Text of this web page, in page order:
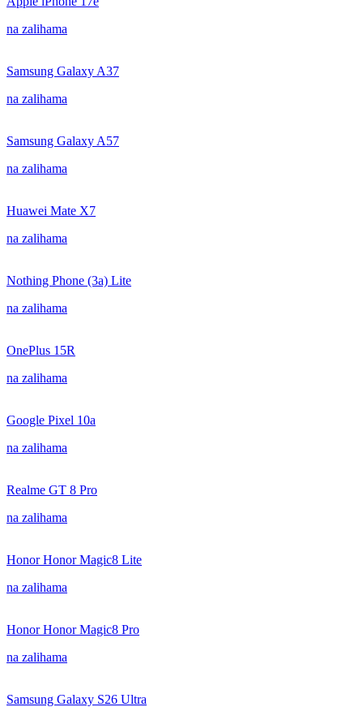
na zalihama
Samsung Galaxy A37
na zalihama
Samsung Galaxy A57
na zalihama
Huawei Mate X7
na zalihama
Nothing Phone (3a) Lite
na zalihama
OnePlus 15R
na zalihama
Google Pixel 10a
na zalihama
Realme GT 8 Pro
na zalihama
Honor Honor Magic8 Lite
na zalihama
Honor Honor Magic8 Pro
na zalihama
Samsung Galaxy S26 Ultra